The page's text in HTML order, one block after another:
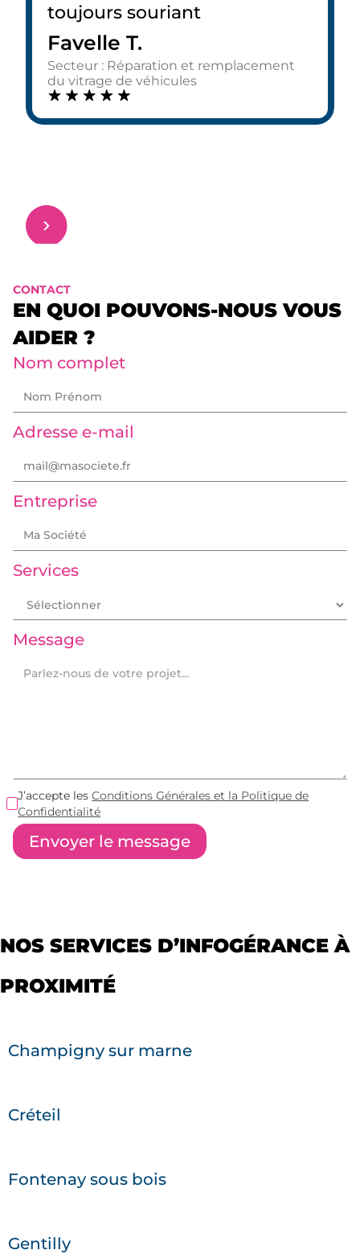
toujours souriant
Favelle T.
Secteur : Réparation et remplacement
du vitrage de véhicules
CONTACT
EN QUOI POUVONS-NOUS VOUS
AIDER ?
Nom complet
Adresse e-mail
Entreprise
Services
Message
J’accepte lesConditions Générales et la Politique de
Confidentialité
NOS SERVICES D’INFOGÉRANCE À
PROXIMITÉ
Champigny sur marne
Créteil
Fontenay sous bois
Gentilly